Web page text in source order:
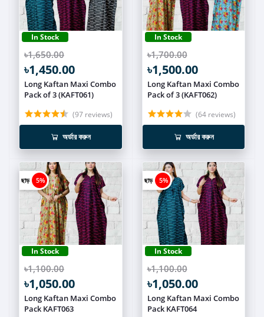
In Stock
৳1,650.00
৳1,450.00
Long Kaftan Maxi Combo
Pack of 3 (KAFT061)
(97 reviews)
অর্ডার করুন
In Stock
৳1,700.00
৳1,500.00
Long Kaftan Maxi Combo
Pack of 3 (KAFT062)
(64 reviews)
অর্ডার করুন
ছাড় 5%
In Stock
৳1,100.00
৳1,050.00
Long Kaftan Maxi Combo
Pack KAFT063
ছাড় 5%
In Stock
৳1,100.00
৳1,050.00
Long Kaftan Maxi Combo
Pack KAFT064